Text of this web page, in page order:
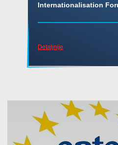
Internationalisation
Detaljnije